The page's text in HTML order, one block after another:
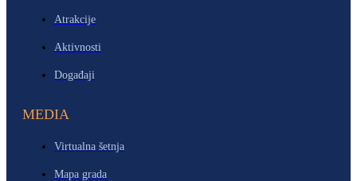
Atrakcije
Aktivnosti
Događaji
MEDIA
Virtualna šetnja
Mapa grada